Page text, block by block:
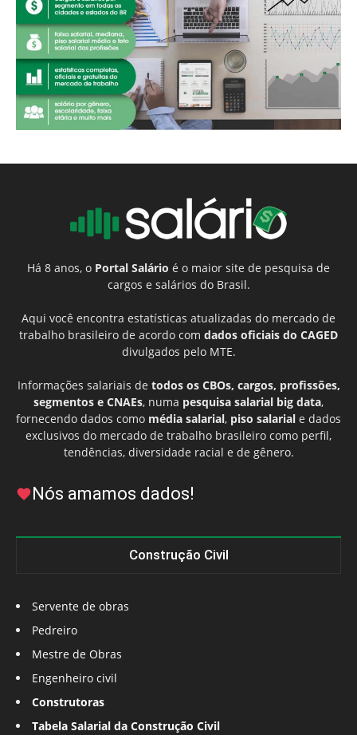
Há 8 anos, o Portal Salário é o maior site de pesquisa de
cargos e salários do Brasil.
Aqui você encontra estatísticas atualizadas do mercado de
trabalho brasileiro de acordo com dados oficiais do CAGED
divulgados pelo MTE.
Informações salariais de todos os CBOs, cargos, profissões,
segmentos e CNAEs, numa pesquisa salarial big data,
fornecendo dados como média salarial, piso salarial e dados
exclusivos do mercado de trabalho brasileiro como perfil,
tendências, diversidade racial e de gênero.
Nós amamos dados!
Construção Civil
Servente de obras
Pedreiro
Mestre de Obras
Engenheiro civil
Construtoras
Tabela Salarial da Construção Civil